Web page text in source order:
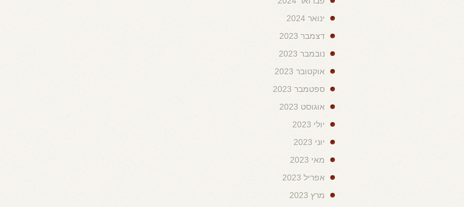
ינואר 2024
דצמבר 2023
נובמבר 2023
אוקטובר 2023
ספטמבר 2023
אוגוסט 2023
יולי 2023
יוני 2023
מאי 2023
אפריל 2023
מרץ 2023